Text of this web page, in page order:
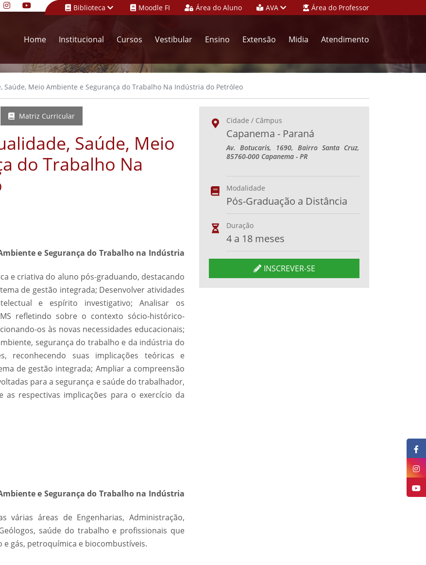
Biblioteca Moodle FI Área do Aluno AVA Área do Professor
Home Institucional Cursos Vestibular Ensino Extensão Midia Atendimento
Saúde, Meio Ambiente e Segurança do Trabalho Na Indústria do Petróleo
Matriz Curricular
Saúde, Meio
do Trabalho Na
e Segurança do Trabalho na Indústria
e criativa do aluno pós-graduando, destacando
de gestão integrada; Desenvolver atividades
e espírito investigativo; Analisar os
refletindo sobre o contexto sócio-histórico-
os às novas necessidades educacionais;
segurança do trabalho e da indústria do
reconhecendo suas implicações teóricas e
de gestão integrada; Ampliar a compreensão
para a segurança e saúde do trabalhador,
respectivas implicações para o exercício da
e Segurança do Trabalho na Indústria
várias áreas de Engenharias, Administração,
saúde do trabalho e profissionais que
gás, petroquímica e biocombustíveis.
Cidade / Câmpus
Capanema - Paraná
Av. Botucaris, 1690, Bairro Santa Cruz,
85760-000 Capanema - PR
Modalidade
Pós-Graduação a Distância
Duração
4 a 18 meses
INSCREVER-SE